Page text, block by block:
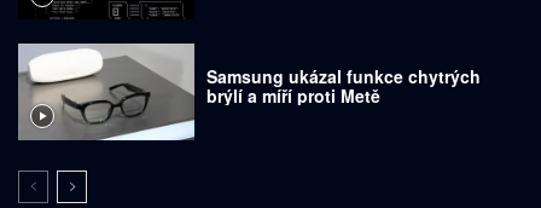
Samsung ukázal funkce chytrých
brýlí a míří proti Metě